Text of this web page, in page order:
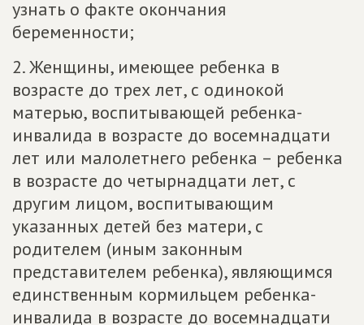
узнать о факте окончания
беременности;
2. Женщины, имеющее ребенка в
возрасте до трех лет, с одинокой
матерью, воспитывающей ребенка-
инвалида в возрасте до восемнадцати
лет или малолетнего ребенка – ребенка
в возрасте до четырнадцати лет, с
другим лицом, воспитывающим
указанных детей без матери, с
родителем (иным законным
представителем ребенка), являющимся
единственным кормильцем ребенка-
инвалида в возрасте до восемнадцати